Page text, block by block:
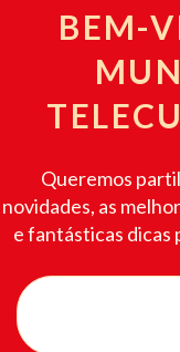
BEM-
Queremos
novidades, as
e fantásticas dicas